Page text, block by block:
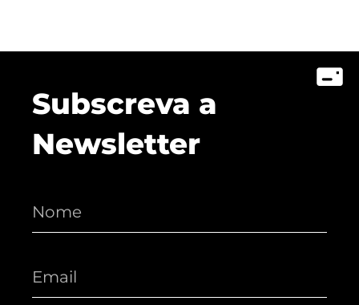
Subscreva a
Newsletter